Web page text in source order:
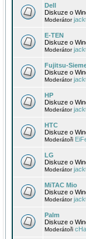
Dell
Diskuze o
Moderátor
E-TEN
Diskuze o
Moderátor
Fujitsu-
Diskuze o
Moderátor
HP
Diskuze o
Moderátor
HTC
Diskuze o
Moderátoři
LG
Diskuze o
Moderátor
MiTAC Mio
Diskuze o
Moderátor
Palm
Diskuze o
Moderátoři